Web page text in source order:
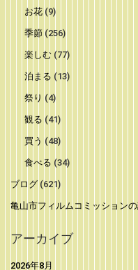
お花(9)
季節 (256)
楽しむ (77)
泊まる (13)
祭り (4)
観る (41)
買う (48)
食べる (34)
ブログ (621)
亀山市フィルムコミッション
アーカイブ
2026年8月